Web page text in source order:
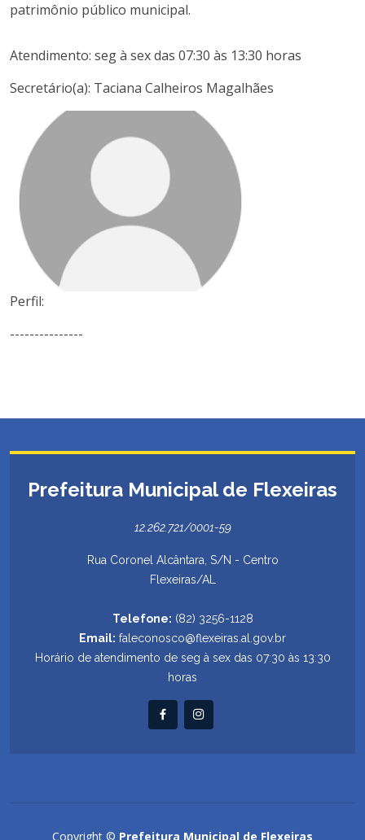
patrimônio público municipal.
Atendimento: seg à sex das 07:30 às 13:30 horas
Secretário(a): Taciana Calheiros Magalhães
Perfil:
---------------
Prefeitura Municipal de Flexeiras
12.262.721/0001-59
Rua Coronel Alcântara, S/N - Centro
Flexeiras/AL
Telefone: (82) 3256-1128
Email: faleconosco@flexeiras.al.gov.br
Horário de atendimento de seg à sex das 07:30 às 13:30
horas
Copyright © Prefeitura Municipal de Flexeiras